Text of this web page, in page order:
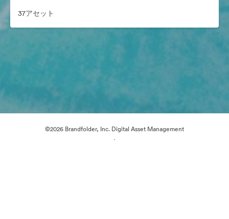
37アセット
©2026 Brandfolder, Inc. Digital Asset Management
·